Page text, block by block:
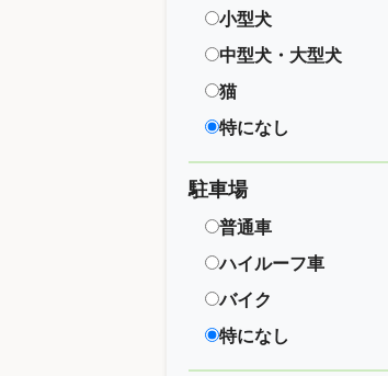
小型犬
中型犬・大型犬
猫
特になし
駐車場
普通車
ハイルーフ車
バイク
特になし